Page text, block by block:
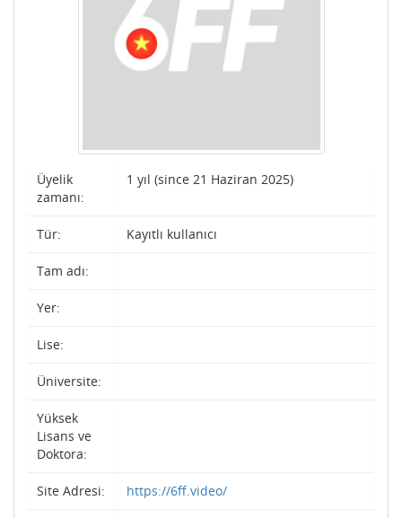
Üyelik
zamanı:
1 yıl (since 21 Haziran 2025)
Tür: Kayıtlı kullanıcı
Tam adı:
Yer:
Lise:
Üniversite:
Yüksek
Lisans ve
Doktora:
Site Adresi: https://6ff.video/